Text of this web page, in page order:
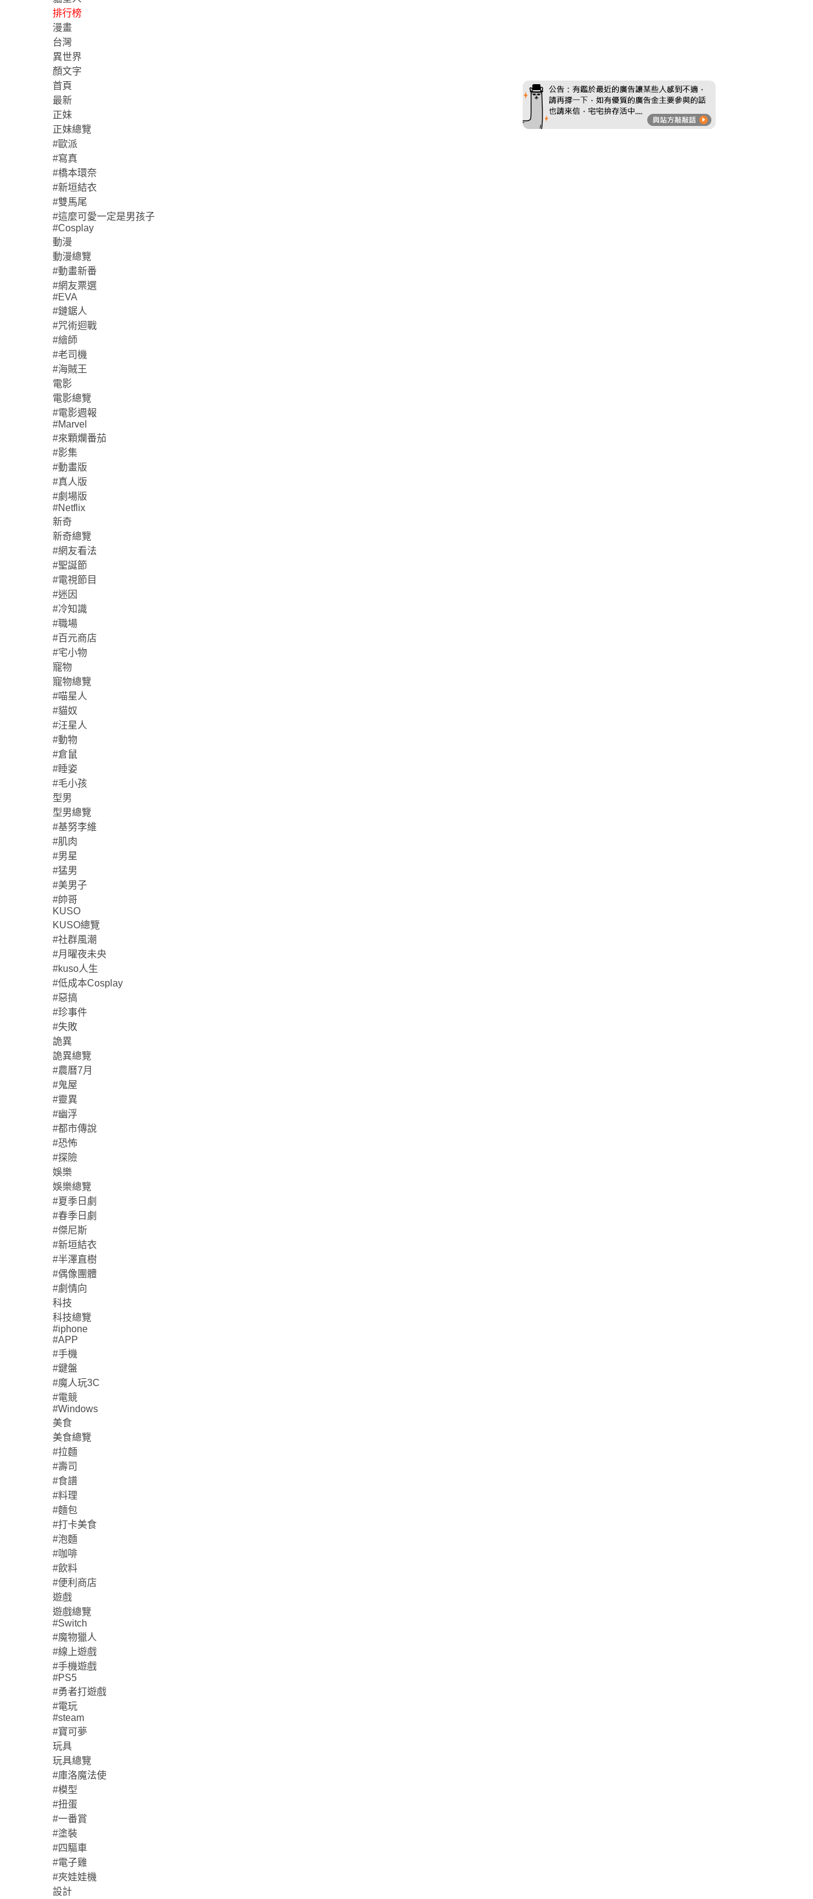
排行榜
漫畫
台灣
異世界
顏文字
首頁
最新
正妹
正妹總覽
#歐派
#寫真
#橋本環奈
#新垣結衣
#雙馬尾
#這麼可愛一定是男孩子
#Cosplay
動漫
動漫總覽
#動畫新番
#網友票選
#EVA
#鏈鋸人
#咒術迴戰
#繪師
#老司機
#海賊王
電影
電影總覽
#電影週報
#Marvel
#來顆爛番茄
#影集
#動畫版
#真人版
#劇場版
#Netflix
新奇
新奇總覽
#網友看法
#聖誕節
#電視節目
#迷因
#冷知識
#職場
#百元商店
#宅小物
寵物
寵物總覽
#喵星人
#貓奴
#汪星人
#動物
#倉鼠
#睡姿
#毛小孩
型男
型男總覽
#基努李維
#肌肉
#男星
#猛男
#美男子
#帥哥
KUSO
KUSO總覽
#社群風潮
#月曜夜未央
#kuso人生
#低成本Cosplay
#惡搞
#珍事件
#失敗
詭異
詭異總覽
#農曆7月
#鬼屋
#靈異
#幽浮
#都市傳說
#恐怖
#探險
娛樂
娛樂總覽
#夏季日劇
#春季日劇
#傑尼斯
#新垣結衣
#半澤直樹
#偶像團體
#劇情向
科技
科技總覽
#iphone
#APP
#手機
#鍵盤
#魔人玩3C
#電競
#Windows
美食
美食總覽
#拉麵
#壽司
#食譜
#料理
#麵包
#打卡美食
#泡麵
#咖啡
#飲料
#便利商店
遊戲
遊戲總覽
#Switch
#魔物獵人
#線上遊戲
#手機遊戲
#PS5
#勇者打遊戲
#電玩
#steam
#寶可夢
玩具
玩具總覽
#庫洛魔法使
#模型
#扭蛋
#一番賞
#塗裝
#四驅車
#電子雞
#夾娃娃機
設計